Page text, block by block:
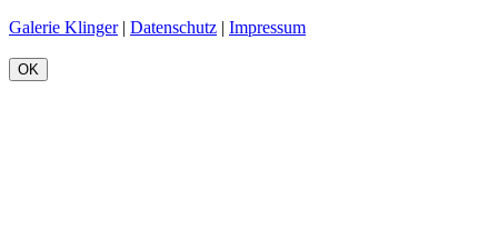
Galerie Klinger| Datenschutz | Impressum
OK